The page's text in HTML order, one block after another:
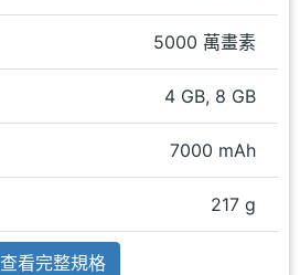
5000 萬畫素
4 GB, 8 GB
7000 mAh
217 g
查看完整規格